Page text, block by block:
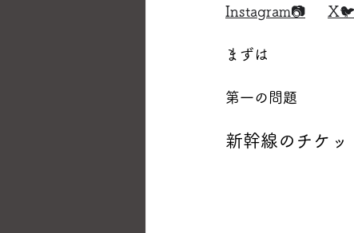
Instagram📷 X🐦
まずは
第一の問題
新幹線のチケッ